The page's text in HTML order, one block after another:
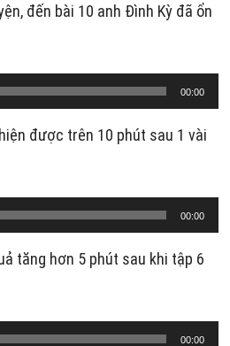
đến bài 10 anh Đình Kỳ đã ổn
00:00
được trên 10 phút sau 1 vài
00:00
tăng hơn 5 phút sau khi tập 6
00:00